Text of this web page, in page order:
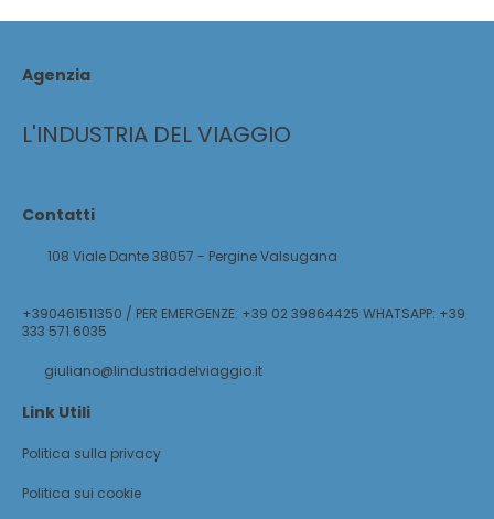
Agenzia
L'INDUSTRIA DEL VIAGGIO
Contatti
108 Viale Dante 38057 - Pergine Valsugana
+390461511350 / PER EMERGENZE: +39 02 39864425 WHATSAPP: +39
333 571 6035
giuliano@lindustriadelviaggio.it
Link Utili
Politica sulla privacy
Politica sui cookie